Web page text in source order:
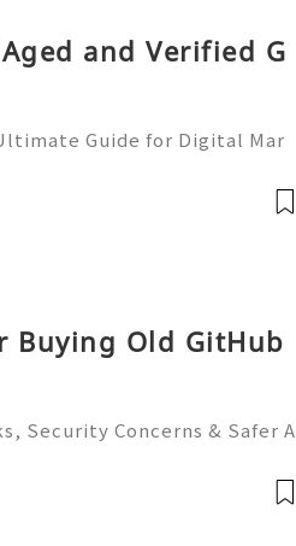
and Verified G
Guide for Digital Mar
Contact ╰┈➤➤WhatsAp
Buying Old GitHub
Security Concerns & Safer A
+1 (506) 541-7768 ✈️